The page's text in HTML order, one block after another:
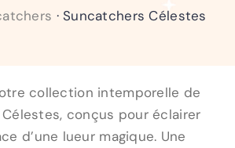
·Suncatchers Célestes
collection intemporelle de
conçus pour éclairer
d’une lueur magique. Une